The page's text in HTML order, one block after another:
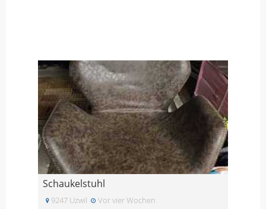
Schaukelstuhl
9247 Uzwil Vor vier Wochen